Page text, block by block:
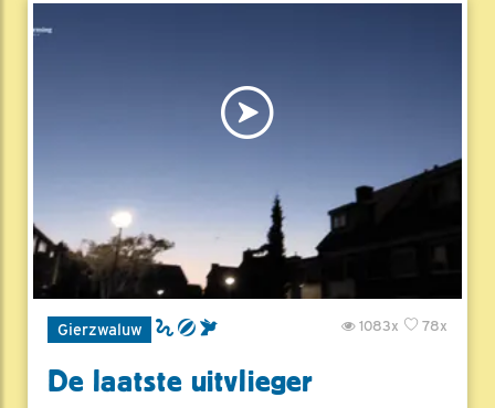
Gierzwaluw 78x
1083x
De laatste uitvlieger